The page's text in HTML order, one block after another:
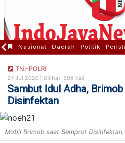
Nasional Daerah Politik
TNI-POLRI
27 Jul 2020 | Dilihat: 598 Kali
Sambut Idul Adha,
Disinfektan
Mobil Brimob saat Semprot Disinfektan.